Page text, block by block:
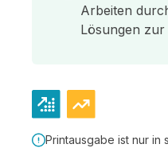
Arbeiten
Lösungen
Printausgabe ist nur